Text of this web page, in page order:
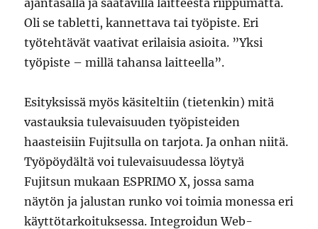
ajantasalla ja saatavilla laitteesta riippumatta.
Oli se tabletti, kannettava tai työpiste. Eri
työtehtävät vaativat erilaisia asioita. ”Yksi
työpiste – millä tahansa laitteella”.
Esityksissä myös käsiteltiin (tietenkin) mitä
vastauksia tulevaisuuden työpisteiden
haasteisiin Fujitsulla on tarjota. Ja onhan niitä.
Työpöydältä voi tulevaisuudessa löytyä
Fujitsun mukaan ESPRIMO X, jossa sama
näytön ja jalustan runko voi toimia monessa eri
käyttötarkoituksessa. Integroidun Web-